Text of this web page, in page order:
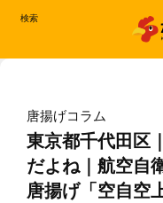
検索
唐揚げコラム
東京都千代田区
だよね｜航空自
唐揚げ「空自空